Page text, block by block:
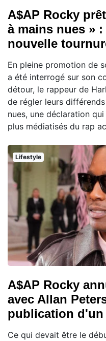
A$AP Rocky
à mains nues »
nouvelle
En pleine promotion de
a été interrogé sur son
détour, le rappeur de
de régler leurs
nues, une déclaration
plus médiatisés du rap
Lifestyle
A$AP Rocky
avec Allan
publication d'un
Ce qui devait être le